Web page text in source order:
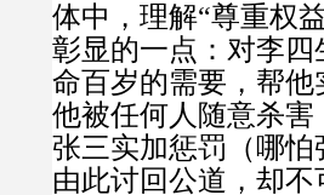
体中，理解“尊重权
彰显的一点： 对李四
命百岁的需要，帮
他被任何人随意杀
张三实加惩罚（哪
由此讨回公道，却